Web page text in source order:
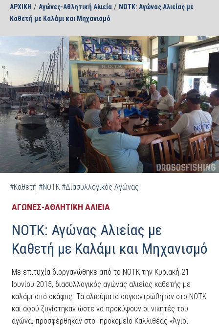
ΑΡΧΙΚΗ / Αγώνες-Αθλητική Αλιεία / ΝΟΤΚ: Αγώνας Αλιείας με
Καθετή με Καλάμι και Μηχανισμό
#Καθετή #ΝΟΤΚ #Διασυλλογικός Αγώνας
ΑΓΩΝΕΣ-ΑΘΛΗΤΙΚΗ ΑΛΙΕΙΑ
ΝΟΤΚ: Αγώνας Αλιείας με
Καθετή με Καλάμι και Μηχανισμό
Με επιτυχία διοργανώθηκε από το ΝΟΤΚ την Κυριακή 21
Ιουνίου 2015, διασυλλογικός αγώνας αλιείας καθετής με
καλάμι από σκάφος. Τα αλιεύματα συγκεντρώθηκαν στο ΝΟΤΚ
και αφού ζυγίστηκαν ώστε να προκύψουν οι νικητές του
αγώνα, προσφέρθηκαν στο Γηροκομείο Καλλιθέας «Άγιοι